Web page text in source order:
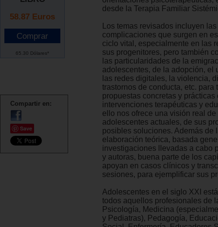
58.87 Euros
65.30 Dólares*
Compartir en:
Save
desde la Terapia Familiar
Los temas revisados incluyen
complicaciones que surgen en
ciclo vital, especialmente en las
sus progenitores, pero también
las particularidades de la
adolescentes, de la adopción, el
las redes digitales, la violencia,
trastornos de conducta, etc. para
propuestas concretas y prácticas
intervenciones terapéuticas y
ello nos ofrece una visión real de
adolescentes actuales, de sus
posibles soluciones. Además de
elaboración teórica, basada
investigaciones llevadas a cabo
y autoras, buena parte de los
apoyan en casos clínicos y
sesiones, para ejemplificar sus
Adolescentes en el siglo XXI
todos aquellos profesionales de
Psicología, Medicina
y Pediatras), Pedagogía,